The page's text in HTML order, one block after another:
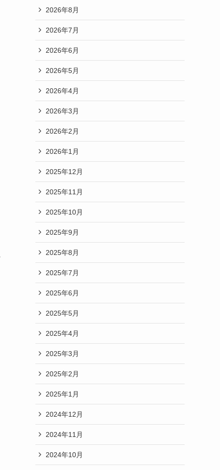
2026年8月
2026年7月
2026年6月
2026年5月
2026年4月
2026年3月
2026年2月
2026年1月
2025年12月
2025年11月
2025年10月
2025年9月
2025年8月
2025年7月
2025年6月
2025年5月
2025年4月
2025年3月
2025年2月
2025年1月
2024年12月
2024年11月
2024年10月